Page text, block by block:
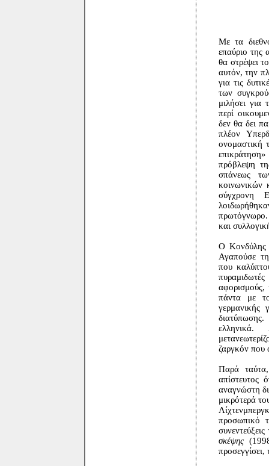
Με τα
επαύριο της
θα στρέψει
αυτόν, την
για τις
των
μιλήσει για
περί
δεν θα δει
πλέον
ονομαστική
πρόβλεψη
σπάνεως
κοινωνικών
σύγχρονη
και
Ο Κονδύλης
Αγαπούσε
που
αφορισμούς,
πάντα με
γερμανικής
ζαργκόν που
Παρά
απίστευτος
αναγνώστη
μικρότερά
προσωπικό
σκέψης